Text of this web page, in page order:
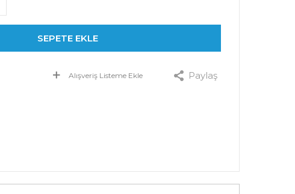
SEPETE EKLE
Alışveriş Listeme Ekle Paylaş